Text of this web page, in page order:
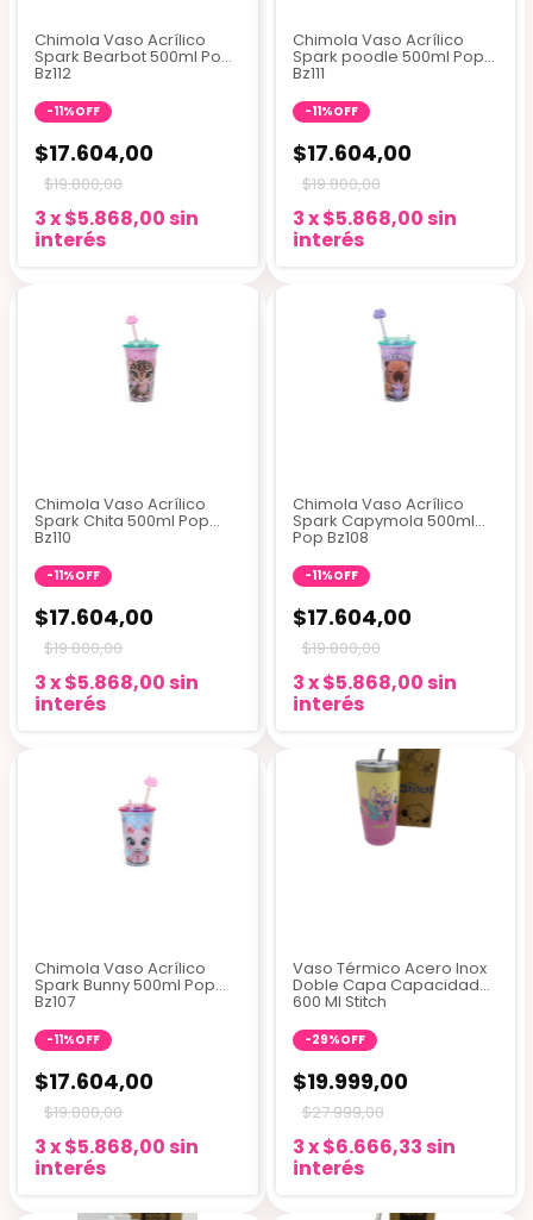
Chimola Vaso Acrílico
Spark Bearbot 500ml Pop
Bz112
-11%OFF
$17.604,00
$19.800,00
3x$5.868,00 sin
interés
Chimola Vaso Acrílico
Spark poodle 500ml Pop
Bz111
-11%OFF
$17.604,00
$19.800,00
3x$5.868,00 sin
interés
Chimola Vaso Acrílico
Spark Chita 500ml Pop
Bz110
-11%OFF
$17.604,00
$19.800,00
3x$5.868,00 sin
interés
Chimola Vaso Acrílico
Spark Capymola 500ml
Pop Bz108
-11%OFF
$17.604,00
$19.800,00
3x$5.868,00 sin
interés
Chimola Vaso Acrílico
Spark Bunny 500ml Pop
Bz107
-11%OFF
$17.604,00
$19.800,00
3x$5.868,00 sin
interés
Vaso Térmico Acero Inox
Doble Capa Capacidad
600 Ml Stitch
-29%OFF
$19.999,00
$27.999,00
3x$6.666,33 sin
interés